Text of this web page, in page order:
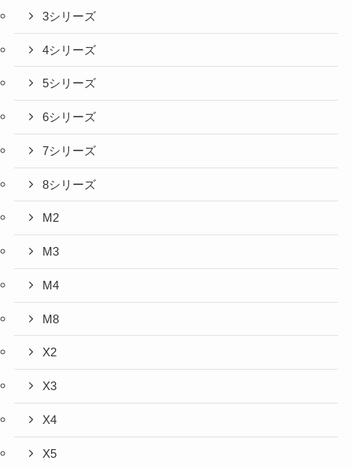
3シリーズ
4シリーズ
5シリーズ
6シリーズ
7シリーズ
8シリーズ
M2
M3
M4
M8
X2
X3
X4
X5